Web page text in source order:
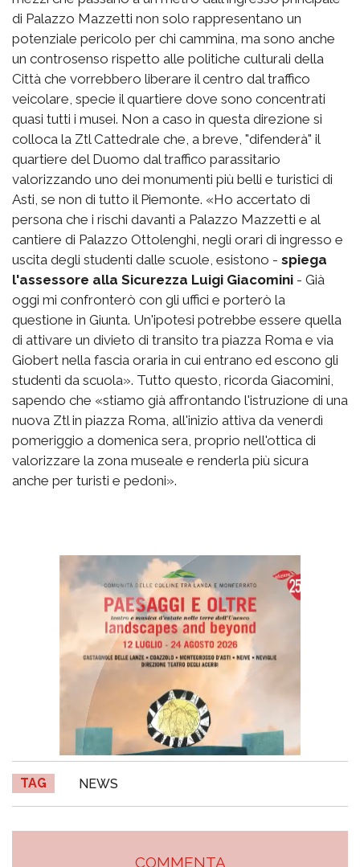
di Palazzo Mazzetti non solo rappresentano un
potenziale pericolo per chi cammina, ma sono anche
un controsenso rispetto alle politiche culturali della
Città che vorrebbero liberare il centro dal traffico
veicolare, specie il quartiere dove sono concentrati
quasi tutti i musei. Non a caso in questa direzione si
colloca la Ztl Cattedrale che, a breve, "difenderà" il
quartiere del Duomo dal traffico parassitario
valorizzando uno dei monumenti più belli e turistici di
Asti, se non di tutto il Piemonte. «Ho accertato di
persona che i rischi davanti a Palazzo Mazzetti e al
cantiere di Palazzo Ottolenghi, negli orari di ingresso e
uscita degli studenti dalle scuole, esistono - spiega
l'assessore alla Sicurezza Luigi Giacomini - Già
oggi mi confronterò con gli uffici e porterò la
questione in Giunta. Un'ipotesi potrebbe essere quella
di attivare un divieto di transito tra piazza Roma e via
Giobert nella fascia oraria in cui entrano ed escono gli
studenti da scuola». Tutto questo, ricorda Giacomini,
sapendo che «stiamo già affrontando l'istruzione di una
nuova Ztl in piazza Roma, all'inizio attiva da venerdì
pomeriggio a domenica sera, proprio nell'ottica di
valorizzare la zona museale e renderla più sicura
anche per turisti e pedoni».
TAG NEWS
COMMENTA